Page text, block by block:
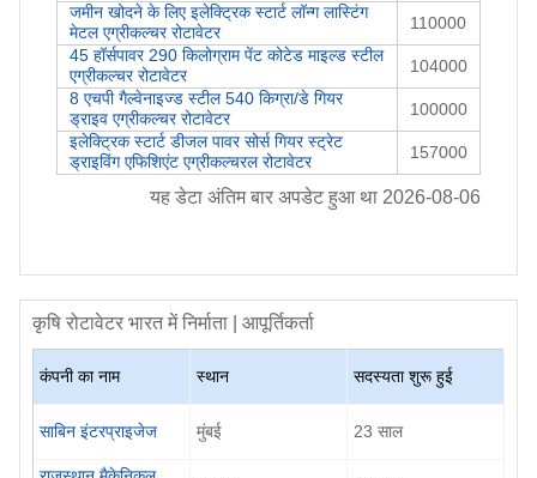
जमीन खोदने के लिए इलेक्ट्रिक स्टार्ट लॉन्ग लास्टिंग
मेटल एग्रीकल्चर रोटावेटर
110000
45 हॉर्सपावर 290 किलोग्राम पेंट कोटेड माइल्ड स्टील
एग्रीकल्चर रोटावेटर
104000
8 एचपी गैल्वेनाइज्ड स्टील 540 किग्रा/डे गियर
ड्राइव एग्रीकल्चर रोटावेटर
100000
इलेक्ट्रिक स्टार्ट डीजल पावर सोर्स गियर स्ट्रेट
ड्राइविंग एफिशिएंट एग्रीकल्चरल रोटावेटर
157000
यह डेटा अंतिम बार अपडेट हुआ था 2026-08-06
कृषि रोटावेटर भारत में निर्माता | आपूर्तिकर्ता
कंपनी का नाम स्थान सदस्यता शुरू हुई
साबिन इंटरप्राइजेज मुंबई 23 साल